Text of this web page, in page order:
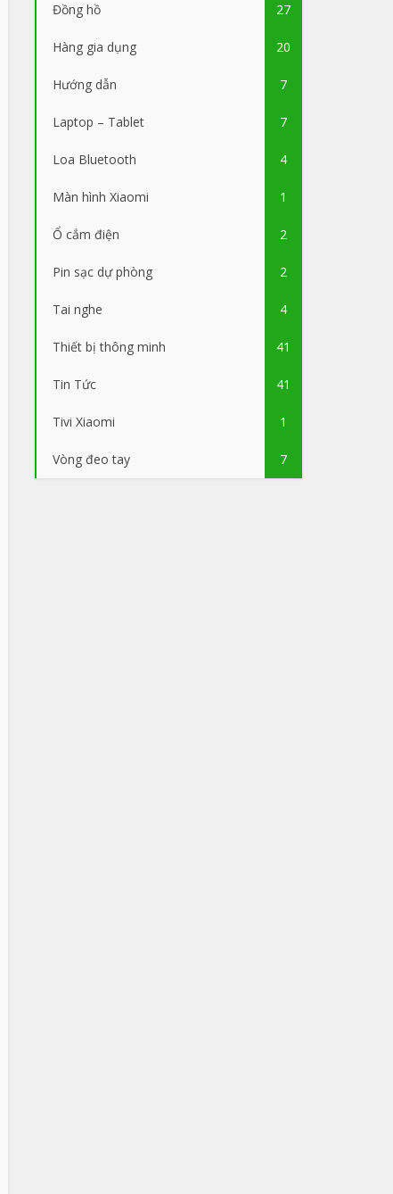
Đồng hồ 27
Hàng gia dụng 20
Hướng dẫn 7
Laptop – Tablet 7
Loa Bluetooth 4
Màn hình Xiaomi 1
Ổ cắm điện 2
Pin sạc dự phòng 2
Tai nghe 4
Thiết bị thông minh 41
Tin Tức 41
Tivi Xiaomi 1
Vòng đeo tay 7